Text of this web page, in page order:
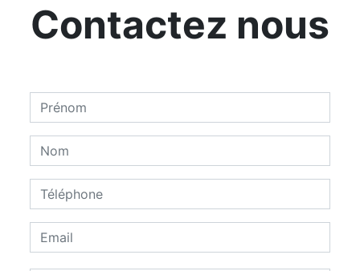
Contactez nous